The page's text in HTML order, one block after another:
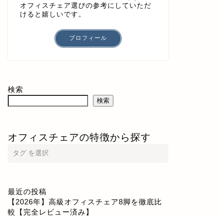
オフィスチェア選びの参考にしていただ
けると嬉しいです。
プロフィール
検索
検索
オフィスチェアの特徴から探す
最近の投稿
【2026年】高級オフィスチェア8脚を徹底比
較【完全レビュー済み】